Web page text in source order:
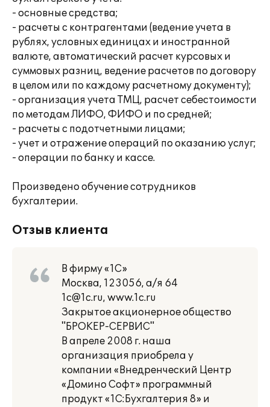
- основные средства;
- расчеты с контрагентами (ведение учета в
рублях, условных единицах и иностранной
валюте, автоматический расчет курсовых и
суммовых разниц, ведение расчетов по договору
в целом или по каждому расчетному документу);
- организация учета ТМЦ, расчет себестоимости
по методам ЛИФО, ФИФО и по средней;
- расчеты с подотчетными лицами;
- учет и отражение операций по оказанию услуг;
- операции по банку и кассе.
Произведено обучение сотрудников
бухгалтерии.
Отзыв клиента
В фирму «1С»
Москва, 123056, а/я 64
1c@1c.ru, www.1c.ru
Закрытое акционерное общество
"БРОКЕР-СЕРВИС"
В апреле 2008 г. наша
организация приобрела у
компании «Внедренческий Центр
«Домино Софт» программный
продукт «1С:Бухгалтерия 8» и